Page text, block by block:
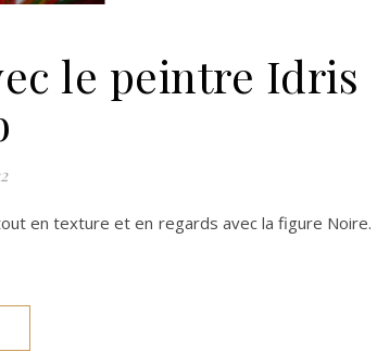
le peintre Idris
en texture et en regards avec la figure Noire.